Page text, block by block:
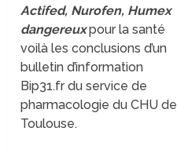
Actifed, Nurofen, Humex
dangereuxpour la santé
voilà les conclusions d’un
bulletin d’information
Bip31.fr du service de
pharmacologie du CHU de
Toulouse.